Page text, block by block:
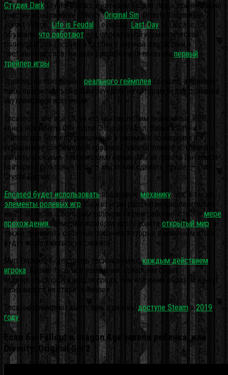
Студия DarkCrystal Games, в которую входят люди, принимавшие
участие в разработке Divinity:Original Sin, Divinity: Original Sin 2,
Forest Village: Life is Feudal , Leviathan: Last Dayof Decade,
объявили, что работают над олдскульной изометрической
ролевой игрой Encased в сеттинге научной фантастики и
постапокалипсиса. На днях разработчики показалипервый
трейлер игры
Трейлер не показывает реального геймплея Encased, а призван
лишь познакомиться с бэкграундом, на котором будет основана
внутриигровая вселенная.
Encased — это всё то, за что мы так любим знаменитые RPG
конца 90х начала 00х годов. Это как Fallout, Baldur’s Gate и
Planescape:Torment, смешанные в разумных пропорциях и
украшенные современной графикой, увлекательной историей и
захватывающими, тактическими боями. Мы не просто пытаемся
повторить культовые игры — мы хотим сделать лучше. — Dark
Crystal Games.
Encased будет использоватьпошаговую механикубоя, а также
элементы ролевых игр . Сюжет игры рассчитан приблизительно
на 25-30 часов с большим уклоном на реиграбельность. Помере
прохождения геймерам позволят исследовать открытый мир , а
также принимать сложные решения, которые в конечном итоге
будут отображаться на сюжете.
Мир Encased будет очень тесно связан скаждым действием
игрока. Кроме того, все изменения, которыми будет
подвергаться окружающая среда, тем или иным образом начнут
сказываться на стиле геймплея.
Encased планируют выпустить в раннемдоступе Steam в2019
году.
Если бы Fallout и Dragon Age завели ребенка, или
Divinity: Original Sin 2